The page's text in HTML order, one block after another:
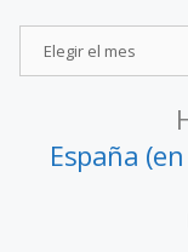
España